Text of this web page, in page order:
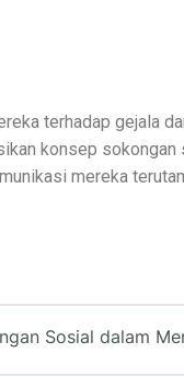
terhadap gejala
konsep sokongan
mereka
Sosial dalam